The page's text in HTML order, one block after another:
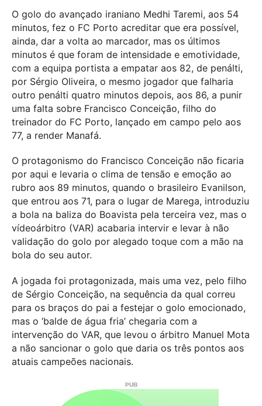
O golo do avançado iraniano Medhi Taremi, aos 54
minutos, fez o FC Porto acreditar que era possível,
ainda, dar a volta ao marcador, mas os últimos
minutos é que foram de intensidade e emotividade,
com a equipa portista a empatar aos 82, de penálti,
por Sérgio Oliveira, o mesmo jogador que falharia
outro penálti quatro minutos depois, aos 86, a punir
uma falta sobre Francisco Conceição, filho do
treinador do FC Porto, lançado em campo pelo aos
77, a render Manafá.
O protagonismo do Francisco Conceição não ficaria
por aqui e levaria o clima de tensão e emoção ao
rubro aos 89 minutos, quando o brasileiro Evanilson,
que entrou aos 71, para o lugar de Marega, introduziu
a bola na baliza do Boavista pela terceira vez, mas o
vídeoárbitro (VAR) acabaria intervir e levar à não
validação do golo por alegado toque com a mão na
bola do seu autor.
A jogada foi protagonizada, mais uma vez, pelo filho
de Sérgio Conceição, na sequência da qual correu
para os braços do pai a festejar o golo emocionado,
mas o ‘balde de água fria’ chegaria com a
intervenção do VAR, que levou o árbitro Manuel Mota
a não sancionar o golo que daria os três pontos aos
atuais campeões nacionais.